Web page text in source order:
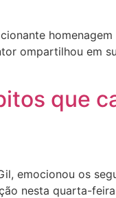
ompartilhou em
que
emocionou os
nesta quarta-